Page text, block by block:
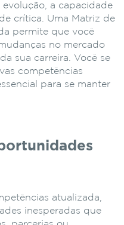
a capacidade
crítica. Uma Matriz de
permite que você
no mercado
sua carreira. Você se
competências
para se manter
atualizada,
inesperadas que